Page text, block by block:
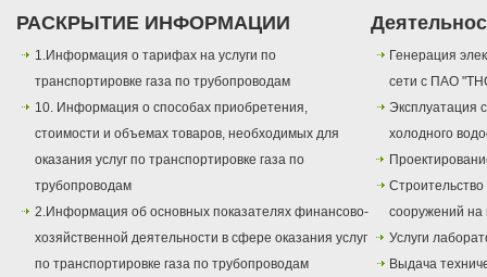
РАСКРЫТИЕ ИНФОРМАЦИИ
1.Информация о тарифах на услуги по
транспортировке газа по трубопроводам
10. Информация о способах приобретения,
стоимости и объемах товаров, необходимых для
оказания услуг по транспортировке газа по
трубопроводам
2.Информация об основных показателях финансово-
хозяйственной деятельности в сфере оказания услуг
по транспортировке газа по трубопроводам
Генерация
сети с ПАО
Эксплуатация
холодного
сооружений на
Услуги
Выдача